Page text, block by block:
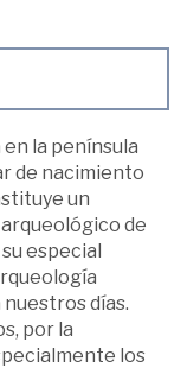
la península
de nacimiento
un
de
especial
días.
por la
los